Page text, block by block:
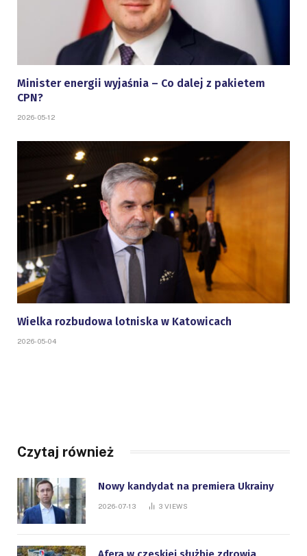
Minister energii wyjaśnia – Co dalej z pakietem
CPN?
2026-05-12
Wielka rozbudowa lotniska w Katowicach
2026-05-04
Czytaj również
Nowy kandydat na premiera Ukrainy
2026-07-13 3 VIEWS